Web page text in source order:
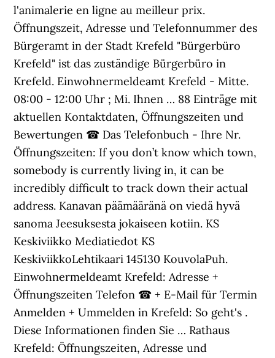
l'animalerie en ligne au meilleur prix.
Öffnungszeit, Adresse und Telefonnummer des
Bürgeramt in der Stadt Krefeld "Bürgerbüro
Krefeld" ist das zuständige Bürgerbüro in
Krefeld. Einwohnermeldeamt Krefeld - Mitte.
08:00 - 12:00 Uhr ; Mi. Ihnen … 88 Einträge mit
aktuellen Kontaktdaten, Öffnungszeiten und
Bewertungen ☎ Das Telefonbuch - Ihre Nr.
Öffnungszeiten: If you don’t know which town,
somebody is currently living in, it can be
incredibly difficult to track down their actual
address. Kanavan päämääränä on viedä hyvä
sanoma Jeesuksesta jokaiseen kotiin. KS
Keskiviikko Mediatiedot KS
KeskiviikkoLehtikaari 145130 KouvolaPuh.
Einwohnermeldeamt Krefeld: Adresse +
Öffnungszeiten Telefon ☎ + E-Mail für Termin
Anmelden + Ummelden in Krefeld: So geht's .
Diese Informationen finden Sie … Rathaus
Krefeld: Öffnungszeiten, Adresse und